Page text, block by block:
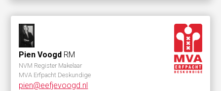
Pien Voogd RM
NVM Register Makelaar
MVA Erfpacht Deskundige
pien@eefjevoogd.nl